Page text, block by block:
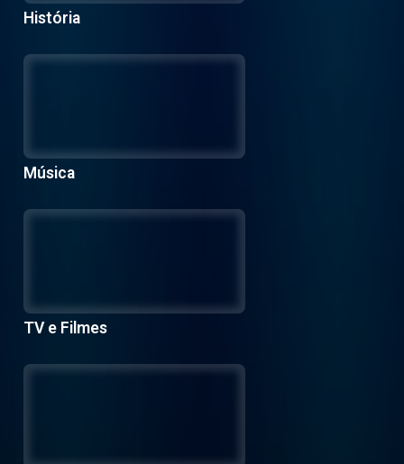
História
Música
TV e Filmes